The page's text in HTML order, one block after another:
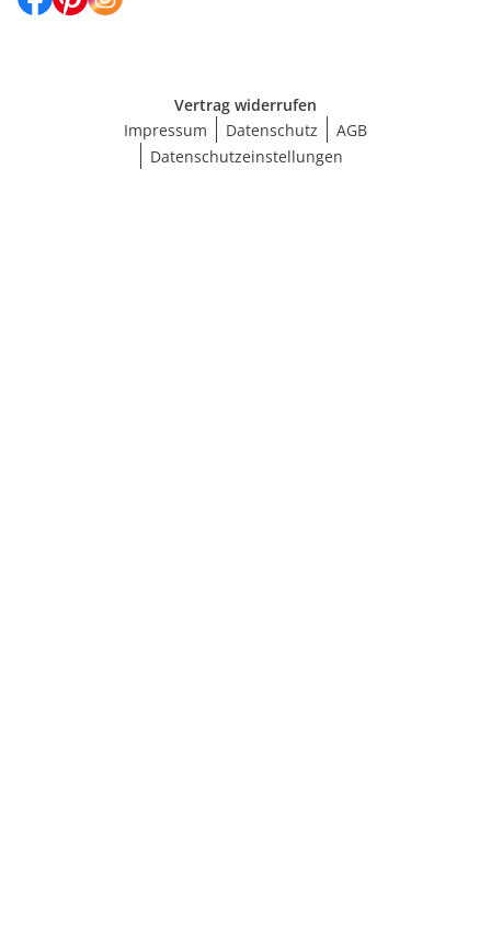
Vertrag widerrufen
Impressum
Datenschutz
AGB
Datenschutzeinstellungen